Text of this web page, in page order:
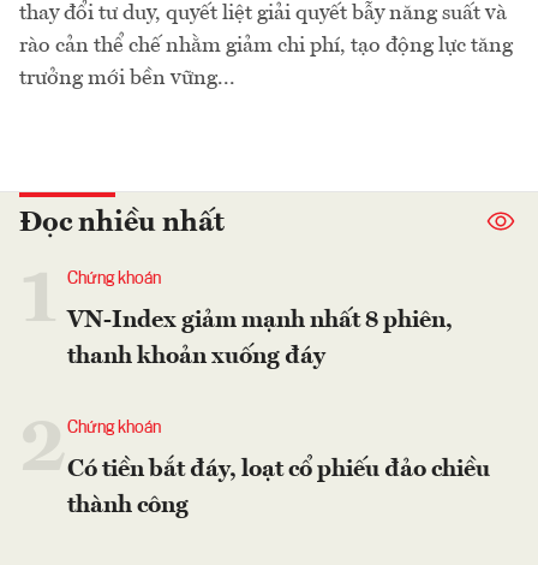
thay đổi tư duy, quyết liệt giải quyết bẫy năng suất và
rào cản thể chế nhằm giảm chi phí, tạo động lực tăng
trưởng mới bền vững...
Đọc nhiều nhất
Chứng khoán
VN-Index giảm mạnh nhất 8 phiên,
thanh khoản xuống đáy
2Chứng khoán
Có tiền bắt đáy, loạt cổ phiếu đảo chiều
thành công